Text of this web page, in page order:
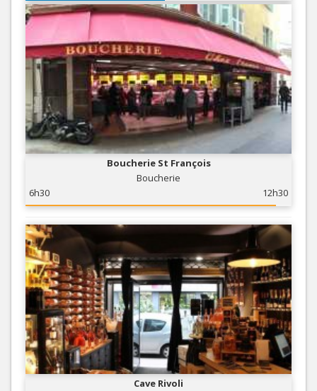
Boucherie St François
Boucherie
6h30
12h30
Cave Rivoli